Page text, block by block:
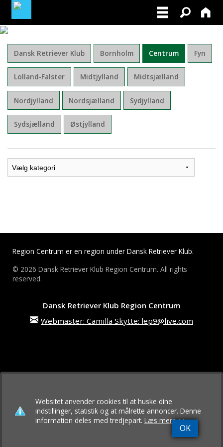
BLIV MEDLEM AF DRK
FACEBOOK
Dansk Retriever Klub Bornholm Centrum Fyn
Lolland-Falster Midtjylland Midtsjælland
Nordjylland Nordsjælland Sydjylland
Sydsjælland Østjylland
Region Centrum er en region under Dansk Retriever Klub.
© 2026 Dansk Retriever Klub Region Centrum. All rights
reserved.
Dansk Retriever Klub Region Centrum
Webmaster: Camilla Skytte: lep9@live.com
OK
Websitet anvender cookies til at huske dine
indstillinger, statistik og at målrette annoncer. Denne
information deles med tredjepart. Læs mere >>